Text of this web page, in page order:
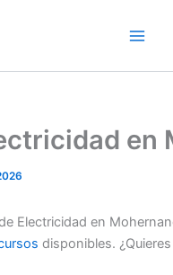
en
Electricidad en
disponibles.